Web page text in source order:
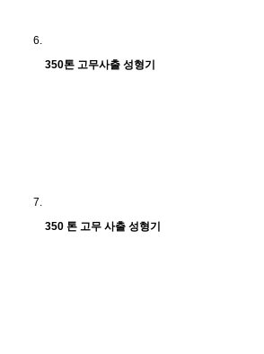
350톤 고무사출 성형기
350 톤 고무 사출 성형기